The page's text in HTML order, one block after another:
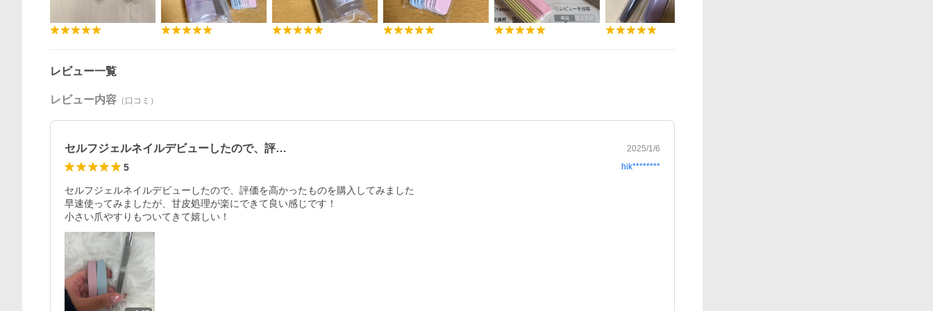
レビュー一覧
レビュー内容 （口コミ）
セルフジェルネイルデビューしたので、評… 2025/1/6
5 hik********
セルフジェルネイルデビューしたので、評価を高かったものを購入してみました
早速使ってみましたが、甘皮処理が楽にできて良い感じです！
小さい爪やすりもついてきて嬉しい！